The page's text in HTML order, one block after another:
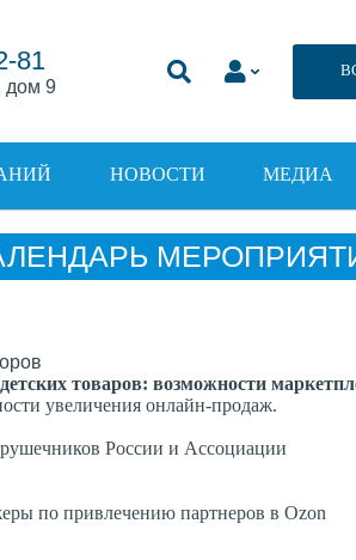
81
дом 9
НОВОСТИ МЕДИА
товаров: возможности
увеличения онлайн-продаж.
России и Ассоциации
по привлечению партнеров в Ozon